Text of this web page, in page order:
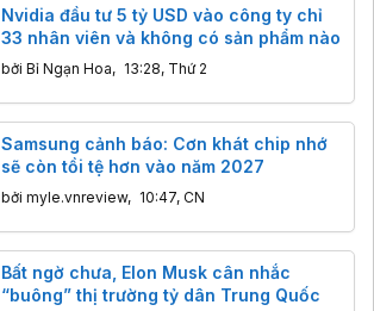
Nvidia đầu tư 5 tỷ USD vào công ty chỉ
33 nhân viên và không có sản phẩm nào
bởi Bỉ Ngạn Hoa, 13:28, Thứ 2
Samsung cảnh báo: Cơn khát chip nhớ
sẽ còn tồi tệ hơn vào năm 2027
bởi myle.vnreview, 10:47, CN
Bất ngờ chưa, Elon Musk cân nhắc
“buông” thị trường tỷ dân Trung Quốc